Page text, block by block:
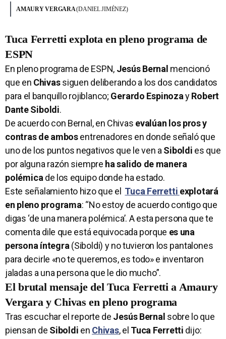
AMAURY VERGARA(DANIEL JIMÉNEZ)
Tuca Ferretti explota en pleno programa de
ESPN
En pleno programa de ESPN, Jesús Bernal mencionó
que en Chivassiguen deliberando a los dos candidatos
para el banquillo rojiblanco; Gerardo EspinozayRobert
Dante Siboldi.
De acuerdo con Bernal, en Chivas evalúan los pros y
contras de ambosentrenadores en donde señaló que
uno de los puntos negativos que le ven a Siboldi es que
por alguna razón siempre ha salido de manera
polémica de los equipo donde ha estado.
Este señalamiento hizo que el Tuca Ferretti explotará
en pleno programa: “No estoy de acuerdo contigo que
digas ‘de una manera polémica’. A esta persona que te
comenta dile que está equivocada porque es una
persona íntegra (Siboldi) y no tuvieron los pantalones
para decirle «no te queremos, es todo» e inventaron
jaladas a una persona que le dio mucho”.
El brutal mensaje del Tuca Ferretti a Amaury
Vergara y Chivas en pleno programa
Tras escuchar el reporte de Jesús Bernal sobre lo que
piensan de Siboldi en Chivas, el Tuca Ferretti dijo: